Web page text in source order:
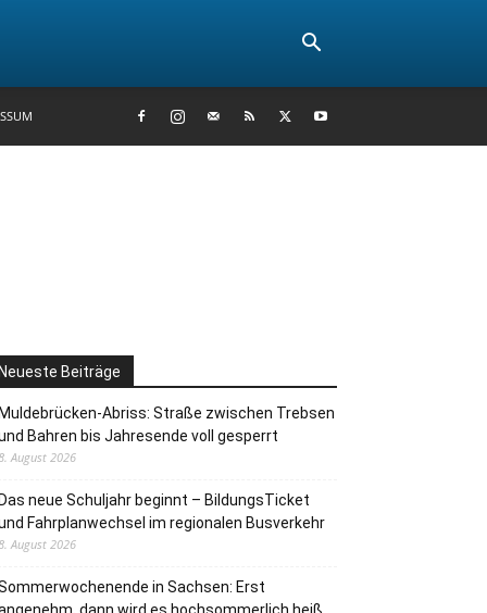
Beiträge
Abriss: Straße zwischen Trebsen
Bahren bis Jahresende voll gesperrt
August 2026
neue Schuljahr beginnt – BildungsTicket
Fahrplanwechsel im regionalen Busverkehr
August 2026
in Sachsen: Erst